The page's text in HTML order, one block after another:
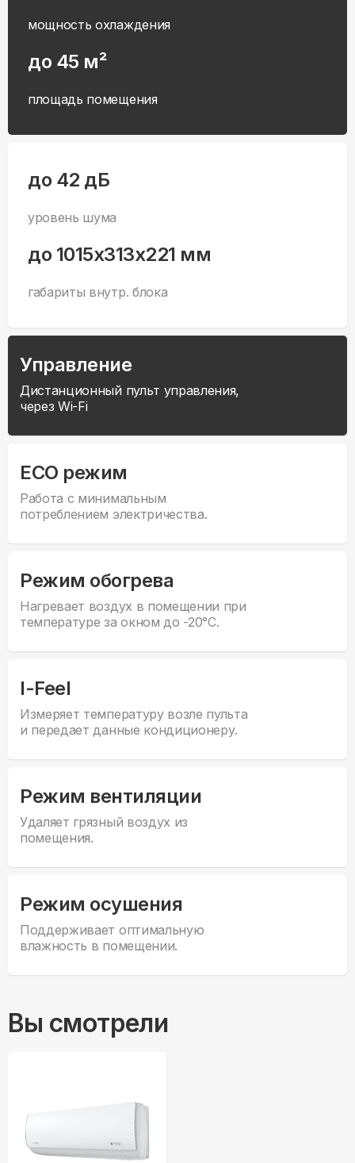
мощность охлаждения
до 45 м²
площадь помещения
до 42 дБ
уровень шума
до 1015x313x221 мм
габариты внутр. блока
Управление
Дистанционный пульт управления,
через Wi-Fi
ECO режим
Работа с минимальным
потреблением электричества.
Режим обогрева
Нагревает воздух в помещении при
температуре за окном до -20°С.
I-Feel
Измеряет температуру возле пульта
и передает данные кондиционеру.
Режим вентиляции
Удаляет грязный воздух из
помещения.
Режим осушения
Поддерживает оптимальную
влажность в помещении.
Вы смотрели